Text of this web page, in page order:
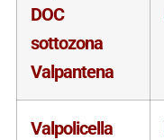
DOC
sottozona
Valpantena
Valpolicella